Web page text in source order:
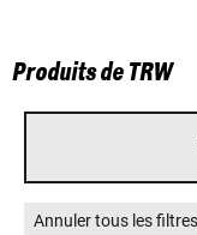
Produits de TRW
Annuler tous les filtres